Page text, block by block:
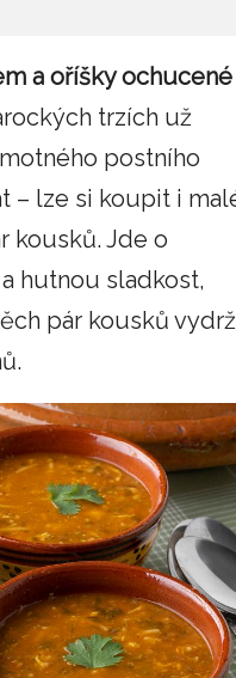
a oříšky ochucené
trzích už
postního
– lze si koupit i
kousků. Jde o
hutnou sladkost,
pár kousků